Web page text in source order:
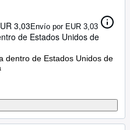
3,03Envío por EUR 3,03
de Estados Unidos de
dentro de Estados Unidos de